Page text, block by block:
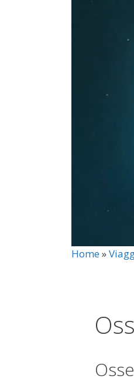
Home»